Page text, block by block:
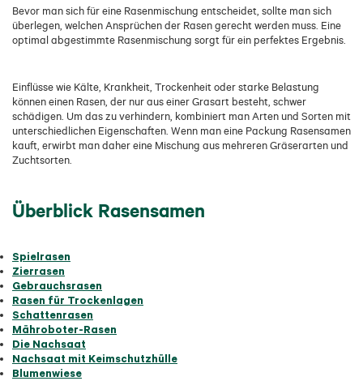
Bevor man sich für eine Rasenmischung entscheidet, sollte man sich
überlegen, welchen Ansprüchen der Rasen gerecht werden muss. Eine
optimal abgestimmte Rasenmischung sorgt für ein perfektes Ergebnis.
Einflüsse wie Kälte, Krankheit, Trockenheit oder starke Belastung
können einen Rasen, der nur aus einer Grasart besteht, schwer
schädigen. Um das zu verhindern, kombiniert man Arten und Sorten mit
unterschiedlichen Eigenschaften. Wenn man eine Packung Rasensamen
kauft, erwirbt man daher eine Mischung aus mehreren Gräserarten und
Zuchtsorten.
Überblick Rasensamen
Spielrasen
Zierrasen
Gebrauchsrasen
Rasen für Trockenlagen
Schattenrasen
Mähroboter-Rasen
Die Nachsaat
Nachsaat mit Keimschutzhülle
Blumenwiese